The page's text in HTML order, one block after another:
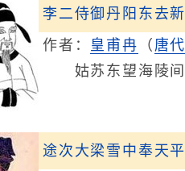
李二侍御丹阳东去
作者： 皇甫冉 （ 唐代
姑苏东望海陵间
途次大梁雪中奉天